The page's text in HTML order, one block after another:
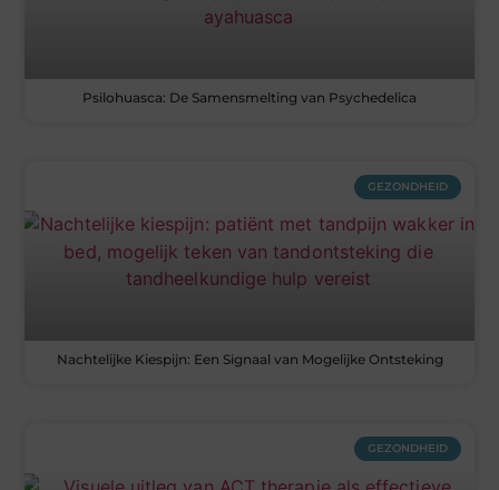
Psilohuasca: De Samensmelting van Psychedelica
GEZONDHEID
Nachtelijke Kiespijn: Een Signaal van Mogelijke Ontsteking
GEZONDHEID